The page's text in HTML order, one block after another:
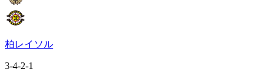
柏レイソル
3-4-2-1